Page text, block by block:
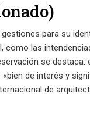
para su
las
se destaca:
de interés y
de